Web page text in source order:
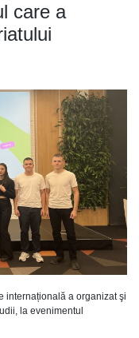
care a
internațională a organizat şi
la evenimentul